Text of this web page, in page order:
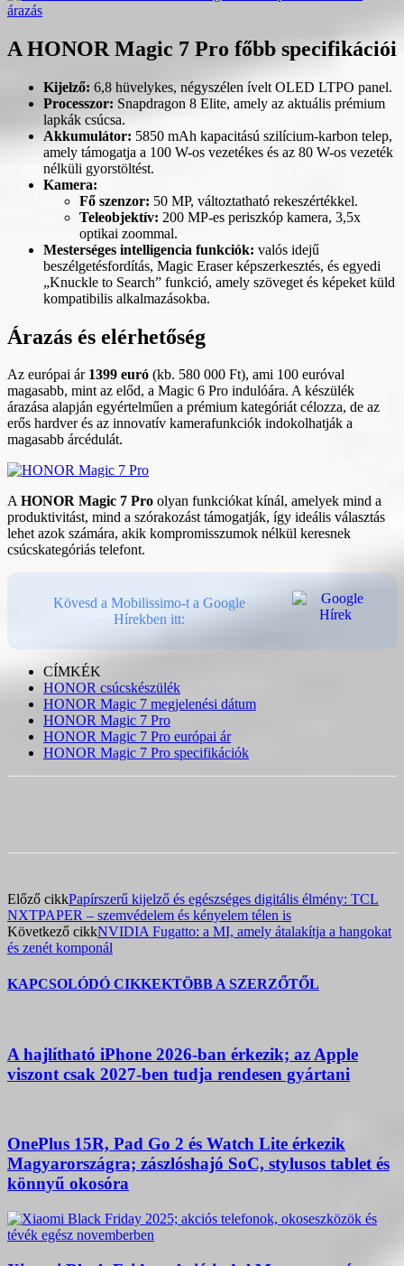
A HONOR Magic 7 Pro főbb specifikációi
Kijelző: 6,8 hüvelykes, négyszélen ívelt OLED LTPO panel.
Processzor: Snapdragon 8 Elite, amely az aktuális prémium
lapkák csúcsa.
Akkumulátor: 5850 mAh kapacitású szilícium-karbon telep,
amely támogatja a 100 W-os vezetékes és az 80 W-os vezeték
nélküli gyorstöltést.
Kamera:
Fő szenzor: 50 MP, változtatható rekeszértékkel.
Teleobjektív: 200 MP-es periszkóp kamera, 3,5x
optikai zoommal.
Mesterséges intelligencia funkciók: valós idejű
beszélgetésfordítás, Magic Eraser képszerkesztés, és egyedi
„Knuckle to Search” funkció, amely szöveget és képeket küld
kompatibilis alkalmazásokba.
Árazás és elérhetőség
Az európai ár 1399 euró (kb. 580 000 Ft), ami 100 euróval
magasabb, mint az előd, a Magic 6 Pro indulóára. A készülék
árazása alapján egyértelműen a prémium kategóriát célozza, de az
erős hardver és az innovatív kamerafunkciók indokolhatják a
magasabb árcédulát.
AHONOR Magic 7 Pro olyan funkciókat kínál, amelyek mind a
produktivitást, mind a szórakozást támogatják, így ideális választás
lehet azok számára, akik kompromisszumok nélkül keresnek
csúcskategóriás telefont.
Kövesd a Mobilissimo-t a Google
Hírekben itt:
CÍMKÉK
HONOR csúcskészülék
HONOR Magic 7 megjelenési dátum
HONOR Magic 7 Pro
HONOR Magic 7 Pro európai ár
HONOR Magic 7 Pro specifikációk
Előző cikkPapírszerű kijelző és egészséges digitális élmény: TCL
NXTPAPER – szemvédelem és kényelem télen is
Következő cikkNVIDIA Fugatto: a MI, amely átalakítja a hangokat
és zenét komponál
KAPCSOLÓDÓ CIKKEKTÖBB A SZERZŐTŐL
A hajlítható iPhone 2026-ban érkezik; az Apple
viszont csak 2027-ben tudja rendesen gyártani
OnePlus 15R, Pad Go 2 és Watch Lite érkezik
Magyarországra; zászlóshajó SoC, stylusos tablet és
könnyű okosóra